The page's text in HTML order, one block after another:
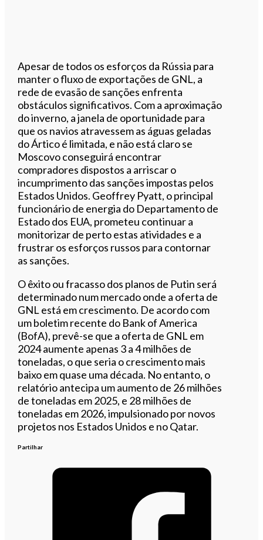
Apesar de todos os esforços da Rússia para
manter o fluxo de exportações de GNL, a
rede de evasão de sanções enfrenta
obstáculos significativos. Com a aproximação
do inverno, a janela de oportunidade para
que os navios atravessem as águas geladas
do Ártico é limitada, e não está claro se
Moscovo conseguirá encontrar
compradores dispostos a arriscar o
incumprimento das sanções impostas pelos
Estados Unidos. Geoffrey Pyatt, o principal
funcionário de energia do Departamento de
Estado dos EUA, prometeu continuar a
monitorizar de perto estas atividades e a
frustrar os esforços russos para contornar
as sanções.
O êxito ou fracasso dos planos de Putin será
determinado num mercado onde a oferta de
GNL está em crescimento. De acordo com
um boletim recente do Bank of America
(BofA), prevê-se que a oferta de GNL em
2024 aumente apenas 3 a 4 milhões de
toneladas, o que seria o crescimento mais
baixo em quase uma década. No entanto, o
relatório antecipa um aumento de 26 milhões
de toneladas em 2025, e 28 milhões de
toneladas em 2026, impulsionado por novos
projetos nos Estados Unidos e no Qatar.
Partilhar